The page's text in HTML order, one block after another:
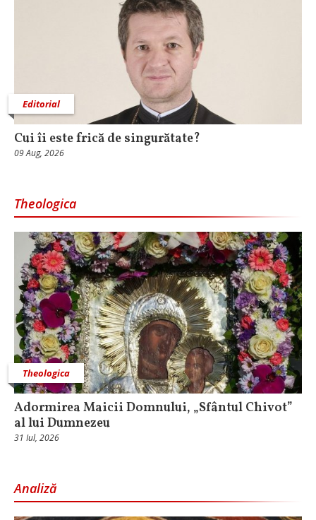
Editorial
Cui îi este frică de singurătate?
09 Aug, 2026
Theologica
Theologica
Adormirea Maicii Domnului, „Sfântul Chivot”
al lui Dumnezeu
31 Iul, 2026
Analiză